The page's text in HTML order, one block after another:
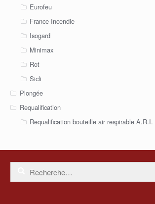
Eurofeu
France Incendie
Isogard
Minimax
Rot
Sicli
Plongée
Requalification
Requalification bouteille air respirable A.R.I.
Rechercher :